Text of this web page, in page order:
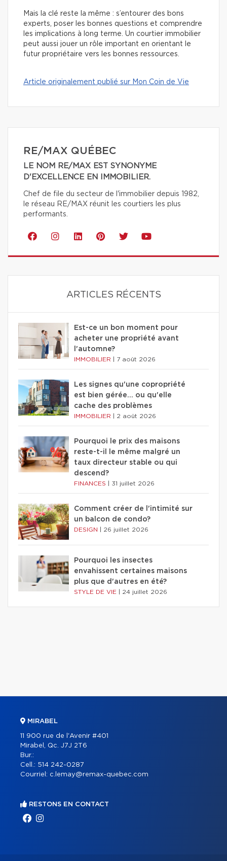
Mais la clé reste la même : s’entourer des bons
experts, poser les bonnes questions et comprendre
les implications à long terme. Un courtier immobilier
peut aussi jouer un rôle important en orientant le
futur propriétaire vers les bonnes ressources.
Article originalement publié sur Mon Coin de Vie
RE/MAX QUÉBEC
LE NOM RE/MAX EST SYNONYME
D'EXCELLENCE EN IMMOBILIER.
Chef de file du secteur de l'immobilier depuis 1982,
le réseau RE/MAX réunit les courtiers les plus
performants.
ARTICLES RÉCENTS
Est-ce un bon moment pour
acheter une propriété avant
l'automne?
IMMOBILIER 7 août 2026
Les signes qu'une copropriété
est bien gérée… ou qu'elle
cache des problèmes
IMMOBILIER 2 août 2026
Pourquoi le prix des maisons
reste-t-il le même malgré un
taux directeur stable ou qui
descend?
FINANCES 31 juillet 2026
Comment créer de l'intimité sur
un balcon de condo?
DESIGN 26 juillet 2026
Pourquoi les insectes
envahissent certaines maisons
plus que d'autres en été?
STYLE DE VIE 24 juillet 2026
MIRABEL
11 900 rue de l'Avenir #401
Mirabel, Qc. J7J 2T6
Bur.:
Cell.: 514 242-0287
Courriel: c.lemay@remax-quebec.com
RESTONS EN CONTACT